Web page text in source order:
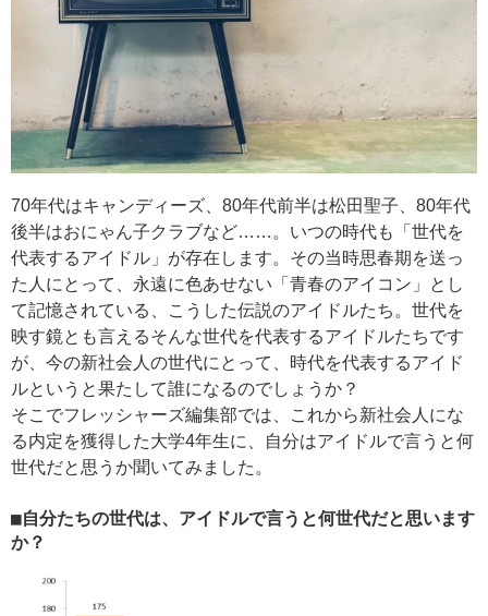
70年代はキャンディーズ、80年代前半は松田聖子、80年代
後半はおにゃん子クラブなど……。いつの時代も「世代を
代表するアイドル」が存在します。その当時思春期を送っ
た人にとって、永遠に色あせない「青春のアイコン」とし
て記憶されている、こうした伝説のアイドルたち。世代を
映す鏡とも言えるそんな世代を代表するアイドルたちです
が、今の新社会人の世代にとって、時代を代表するアイド
ルというと果たして誰になるのでしょうか？
そこでフレッシャーズ編集部では、これから新社会人にな
る内定を獲得した大学4年生に、自分はアイドルで言うと何
世代だと思うか聞いてみました。
■自分たちの世代は、アイドルで言うと何世代だと思います
か？